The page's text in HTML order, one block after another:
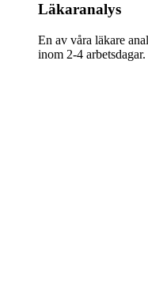
Läkaranalys
En av våra läkare
inom 2-4 arbetsdagar.